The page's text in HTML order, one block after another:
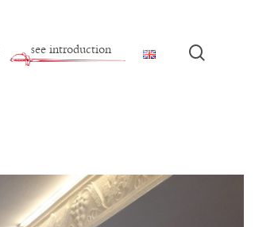
see introduction